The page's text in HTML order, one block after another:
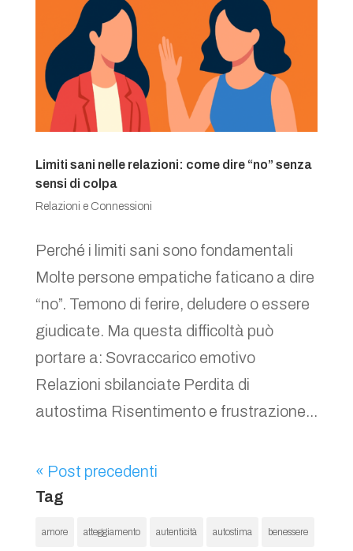
Limiti sani nelle relazioni: come dire “no” senza
sensi di colpa
Relazioni e Connessioni
Perché i limiti sani sono fondamentali
Molte persone empatiche faticano a dire
“no”. Temono di ferire, deludere o essere
giudicate. Ma questa difficoltà può
portare a: Sovraccarico emotivo
Relazioni sbilanciate Perdita di
autostima Risentimento e frustrazione...
« Post precedenti
Tag
amore atteggiamento autenticità autostima benessere